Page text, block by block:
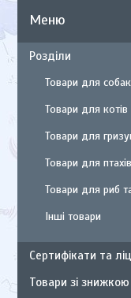
Розділи
Товари для собак
Товари для котів
Товари для
Товари для птахів
Товари для риб
Інші товари
Сертифікати та
Товари зі знижкою